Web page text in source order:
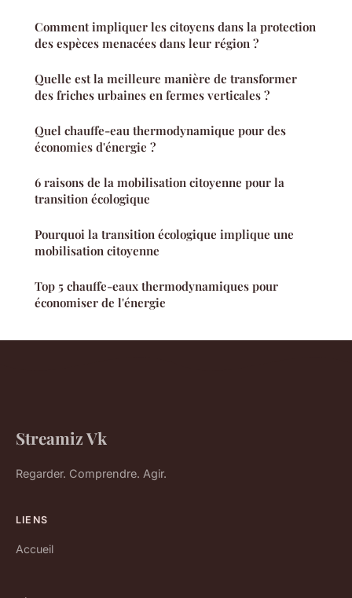
Comment impliquer les citoyens dans la protection
des espèces menacées dans leur région ?
Quelle est la meilleure manière de transformer
des friches urbaines en fermes verticales ?
Quel chauffe-eau thermodynamique pour des
économies d'énergie ?
6 raisons de la mobilisation citoyenne pour la
transition écologique
Pourquoi la transition écologique implique une
mobilisation citoyenne
Top 5 chauffe-eaux thermodynamiques pour
économiser de l'énergie
Streamiz Vk
Regarder. Comprendre. Agir.
LIENS
Accueil